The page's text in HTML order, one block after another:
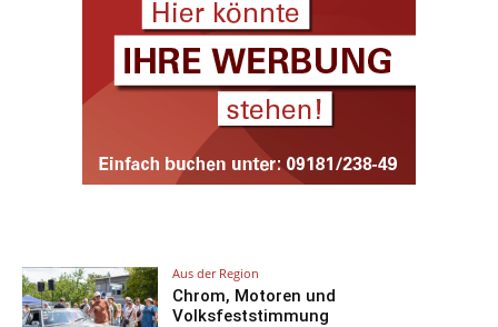
Aus der Region
Chrom, Motoren und
Volksfeststimmung